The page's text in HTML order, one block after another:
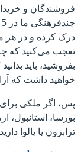
فروشندگان و
درک کرده و در هر
بفروشید، باید
خواهید داشت که
پس، اگر ملکی برای
بورسا، استانبول،
ترابزون یا یالوا